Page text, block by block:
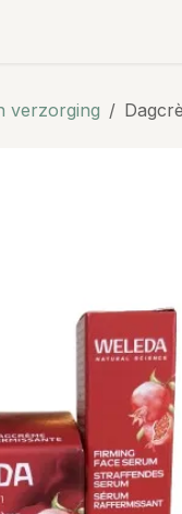
verzorging